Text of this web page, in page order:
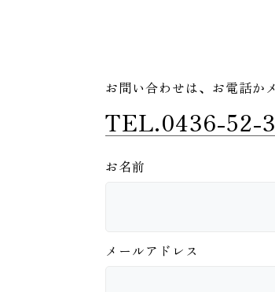
お問い合わせは、 お電話か
TEL.0436-52-
お名前
メールアドレス